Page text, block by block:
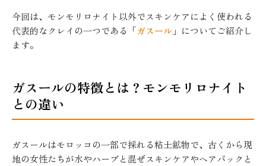
今回は、モンモリロナイト以外でスキンケアによく使われる
代表的なクレイの一つである「ガスール 」についてご紹介し
ます。
ガスールの特徴とは？モンモリロナイト
との違い
ガスールはモロッコの一部で採れる粘土鉱物で、古くから現
地の女性たちが水やハーブと混ぜスキンケアやヘアパックと